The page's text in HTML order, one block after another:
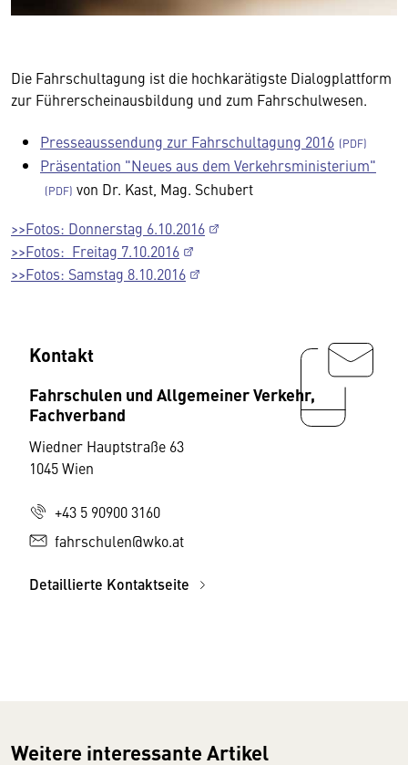
Die Fahrschultagung ist die hochkarätigste Dialogplattform
zur Führerscheinausbildung und zum Fahrschulwesen.
Presseaussendung zur Fahrschultagung 2016
Präsentation "Neues aus dem Verkehrsministerium"
von Dr. Kast, Mag. Schubert
>>Fotos: Donnerstag 6.10.2016
>>Fotos: Freitag 7.10.2016
>>Fotos: Samstag 8.10.2016
Kontakt
Fahrschulen und Allgemeiner Verkehr,
Fachverband
Wiedner Hauptstraße 63
1045 Wien
+43 5 90900 3160
fahrschulen@wko.at
Detaillierte Kontaktseite
Weitere interessante Artikel